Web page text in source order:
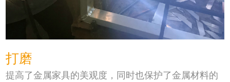
打磨
提高了金属家具的美观度，同时也保护了金属材料的